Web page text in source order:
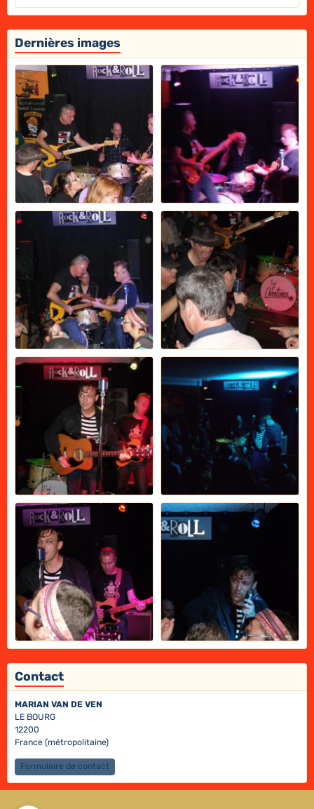
Dernières images
Contact
MARIAN VAN DE VEN
LE BOURG
12200
France (métropolitaine)
Formulaire de contact